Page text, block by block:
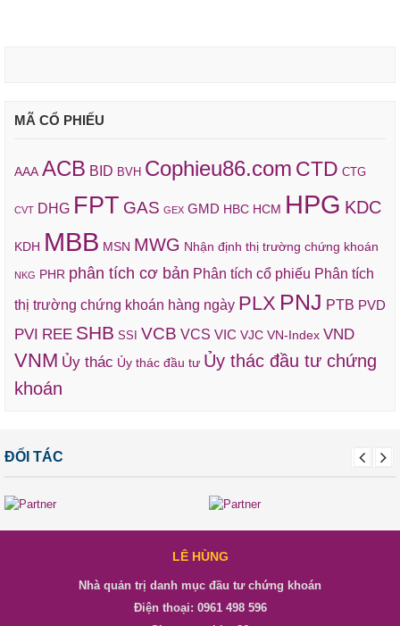
MÃ CỔ PHIẾU
AAA ACB BID BVH Cophieu86.com CTD CTG
CVT DHG FPT GAS GEX GMD HBC HCM HPG KDC
KDH MBB MSN MWG Nhận định thị trường chứng khoán
NKG PHR phân tích cơ bản Phân tích cổ phiếu Phân tích
thị trường chứng khoán hàng ngày PLX PNJ PTB PVD
PVI REE SHB SSI VCB VCS VIC VJC VN-Index VND
VNM Ủy thác Ủy thác đầu tư Ủy thác đầu tư chứng
khoán
ĐỐI TÁC
LÊ HÙNG
Nhà quản trị danh mục đầu tư chứng khoán
Điện thoại: 0961 498 596